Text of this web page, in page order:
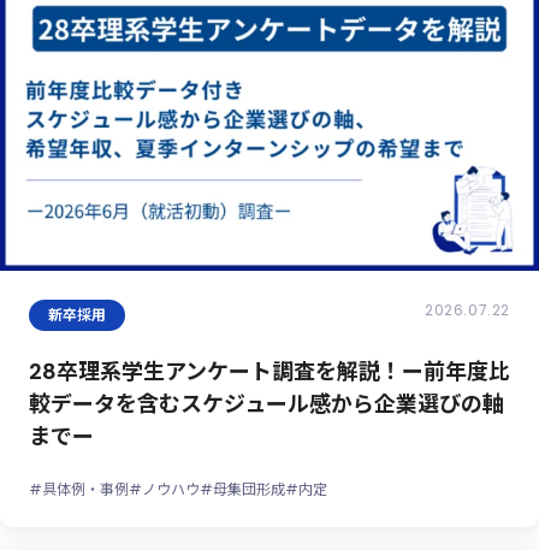
新卒採用 2026.07.22
28卒理系学生アンケート調査を解説！ー前年度比
較データを含むスケジュール感から企業選びの軸
までー
#具体例・事例#ノウハウ#母集団形成#内定